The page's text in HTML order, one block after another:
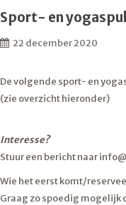
Sport- en
22 december 2020
De volgende sport- en
(zie overzicht hieronder)
Interesse?
Stuur een bericht naar
Wie het eerst komt/
Graag zo spoedig mogelijk